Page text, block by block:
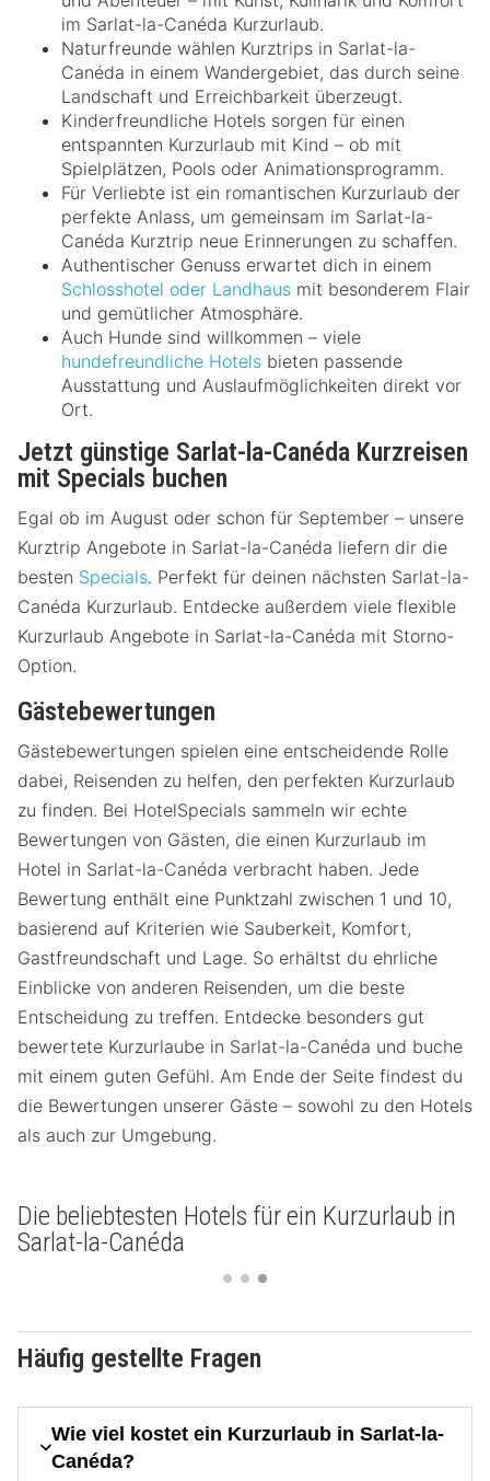
im Sarlat-la-Canéda Kurzurlaub.
Naturfreunde wählen Kurztrips in Sarlat-la-
Canéda in einem Wandergebiet, das durch seine
Landschaft und Erreichbarkeit überzeugt.
Kinderfreundliche Hotels sorgen für einen
entspannten Kurzurlaub mit Kind – ob mit
Spielplätzen, Pools oder Animationsprogramm.
Für Verliebte ist ein romantischen Kurzurlaub der
perfekte Anlass, um gemeinsam im Sarlat-la-
Canéda Kurztrip neue Erinnerungen zu schaffen.
Authentischer Genuss erwartet dich in einem
Schlosshotel oder Landhaus mit besonderem Flair
und gemütlicher Atmosphäre.
Auch Hunde sind willkommen – viele
hundefreundliche Hotels bieten passende
Ausstattung und Auslaufmöglichkeiten direkt vor
Ort.
Jetzt günstige Sarlat-la-Canéda Kurzreisen
mit Specials buchen
Egal ob im August oder schon für September – unsere
Kurztrip Angebote in Sarlat-la-Canéda liefern dir die
besten Specials. Perfekt für deinen nächsten Sarlat-la-
Canéda Kurzurlaub. Entdecke außerdem viele flexible
Kurzurlaub Angebote in Sarlat-la-Canéda mit Storno-
Option.
Gästebewertungen
Gästebewertungen spielen eine entscheidende Rolle
dabei, Reisenden zu helfen, den perfekten Kurzurlaub
zu finden. Bei HotelSpecials sammeln wir echte
Bewertungen von Gästen, die einen Kurzurlaub im
Hotel in Sarlat-la-Canéda verbracht haben. Jede
Bewertung enthält eine Punktzahl zwischen 1 und 10,
basierend auf Kriterien wie Sauberkeit, Komfort,
Gastfreundschaft und Lage. So erhältst du ehrliche
Einblicke von anderen Reisenden, um die beste
Entscheidung zu treffen. Entdecke besonders gut
bewertete Kurzurlaube in Sarlat-la-Canéda und buche
mit einem guten Gefühl. Am Ende der Seite findest du
die Bewertungen unserer Gäste – sowohl zu den Hotels
als auch zur Umgebung.
Die beliebtesten Hotels für ein Kurzurlaub in
Sarlat-la-Canéda
Häufig gestellte Fragen
Wie viel kostet ein Kurzurlaub in Sarlat-la-
Canéda?